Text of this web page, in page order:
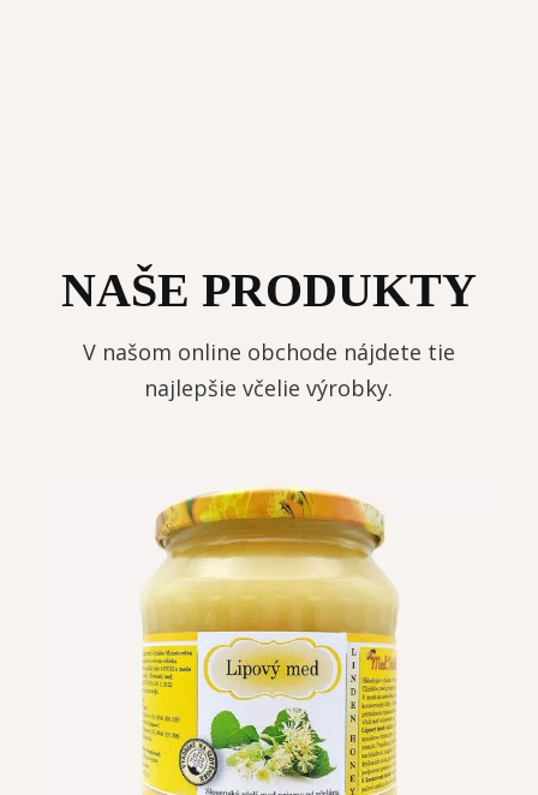
NAŠE PRODUKTY
V našom online obchode nájdete tie
najlepšie včelie výrobky.